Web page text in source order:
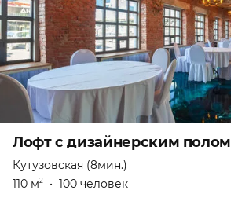
Лофт с дизайнерским полом
Кутузовская (8мин.)
110 м2 • 100 человек